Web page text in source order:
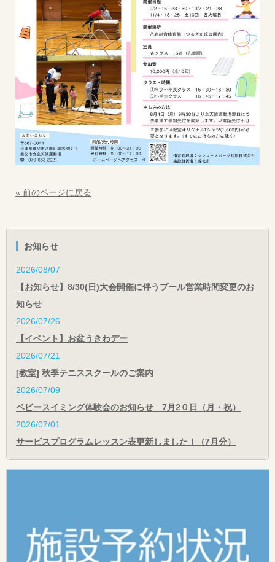
« 前のページに戻る
お知らせ
2026/08/07
【お知らせ】8/30(日)大会開催に伴うプール営業時間変更のお
知らせ
2026/07/26
【イベント】お盆うきわデー
2026/07/21
[教室] 秋季テニススクールのご案内
2026/07/09
ベビースイミング体験会のお知らせ 7月2０日（月・祝）
2026/07/01
サービスプログラムレッスン表更新しました！（7月分）